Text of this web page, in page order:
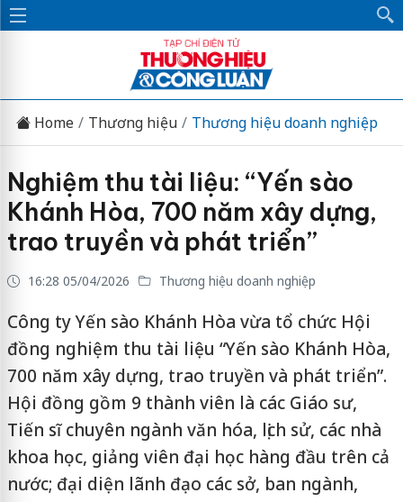
Home Thương hiệu Thương hiệu doanh nghiệp
Nghiệm thu tài liệu: “Yến sào
Khánh Hòa, 700 năm xây dựng,
trao truyền và phát triển”
16:28 05/04/2026 Thương hiệu doanh nghiệp
Công ty Yến sào Khánh Hòa vừa tổ chức Hội
đồng nghiệm thu tài liệu “Yến sào Khánh Hòa,
700 năm xây dựng, trao truyền và phát triển”.
Hội đồng gồm 9 thành viên là các Giáo sư,
Tiến sĩ chuyên ngành văn hóa, lịch sử, các nhà
khoa học, giảng viên đại học hàng đầu trên cả
nước; đại diện lãnh đạo các sở, ban ngành,